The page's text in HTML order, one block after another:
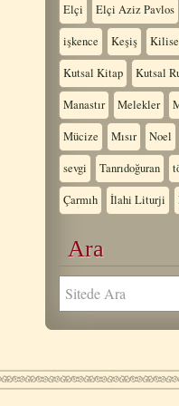
Elçi Elçi Aziz Pavlos
işkence Keşiş Kilise
Kutsal Kitap Kutsal
Manastır Melekler
Mücize Mısır Noel
sevgi Tanrıdoğuran
Çarmıh İlahi Liturji
Ara